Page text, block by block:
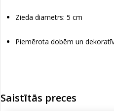
Zieda diametrs: 5 cm
Piemērota dobēm un
Saistītās preces